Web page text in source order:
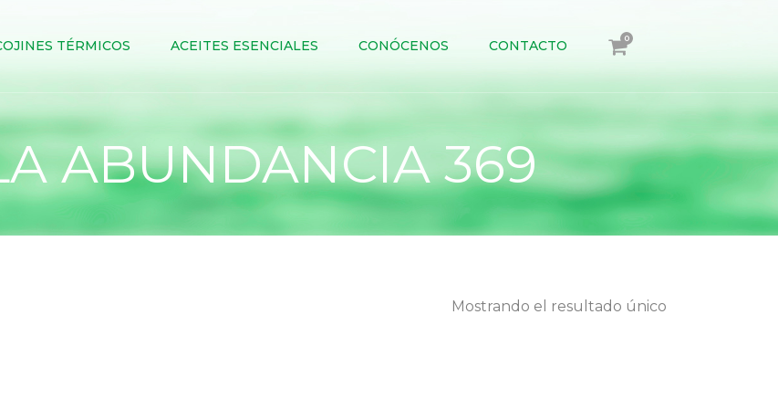
0
TÉRMICOS ACEITES ESENCIALES CONÓCENOS CONTACTO
ABUNDANCIA 369
Mostrando el resultado único